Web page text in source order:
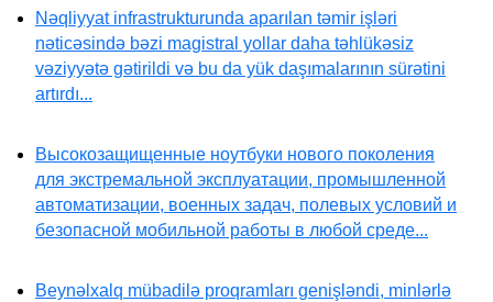
Nəqliyyat infrastrukturunda aparılan təmir işləri
nəticəsində bəzi magistral yollar daha təhlükəsiz
vəziyyətə gətirildi və bu da yük daşımalarının sürətini
artırdı...
Высокозащищенные ноутбуки нового поколения
для экстремальной эксплуатации, промышленной
автоматизации, военных задач, полевых условий и
безопасной мобильной работы в любой среде...
Beynəlxalq mübadilə proqramları genişləndi, minlərlə